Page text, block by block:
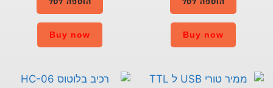
Buy now
Buy now